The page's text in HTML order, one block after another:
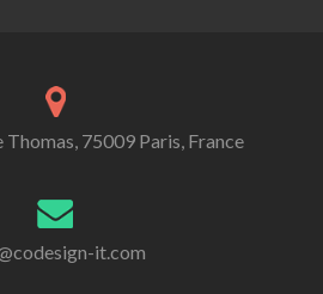
75009 Paris, France
it.com